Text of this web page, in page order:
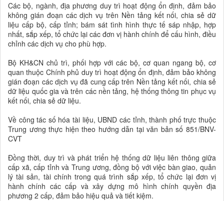
Các bộ, ngành, địa phương duy trì hoạt động ổn định, đảm bảo
không gián đoạn các dịch vụ trên Nền tảng kết nối, chia sẻ dữ
liệu cấp bộ, cấp tỉnh; bám sát tình hình thực tế sáp nhập, hợp
nhất, sắp xếp, tổ chức lại các đơn vị hành chính để cấu hình, điều
chỉnh các dịch vụ cho phù hợp.
Bộ KH&CN chủ trì, phối hợp với các bộ, cơ quan ngang bộ, cơ
quan thuộc Chính phủ duy trì hoạt động ổn định, đảm bảo không
gián đoạn các dịch vụ đã cung cấp trên Nền tảng kết nối, chia sẻ
dữ liệu quốc gia và trên các nền tảng, hệ thống thông tin phục vụ
kết nối, chia sẻ dữ liệu.
Về công tác số hóa tài liệu, UBND các tỉnh, thành phố trực thuộc
Trung ương thực hiện theo hướng dẫn tại văn bản số 851/BNV-
CVT
Đồng thời, duy trì và phát triển hệ thống dữ liệu liên thông giữa
cấp xã, cấp tỉnh và Trung ương, đồng bộ với việc bàn giao, quản
lý tài sản, tài chính trong quá trình sắp xếp, tổ chức lại đơn vị
hành chính các cấp và xây dựng mô hình chính quyền địa
phương 2 cấp, đảm bảo hiệu quả và tiết kiệm.